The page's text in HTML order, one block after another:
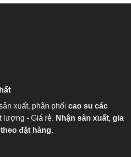
xuất, phân phối cao su các
lượng - Giá rẻ. Nhận sản xuất, gia
đặt hàng.